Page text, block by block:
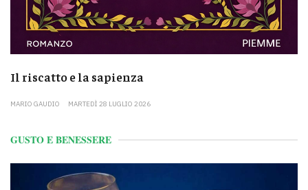
Il riscatto e la sapienza
MARIO GAUDIO MARTEDÌ 28 LUGLIO 2026
GUSTO E BENESSERE